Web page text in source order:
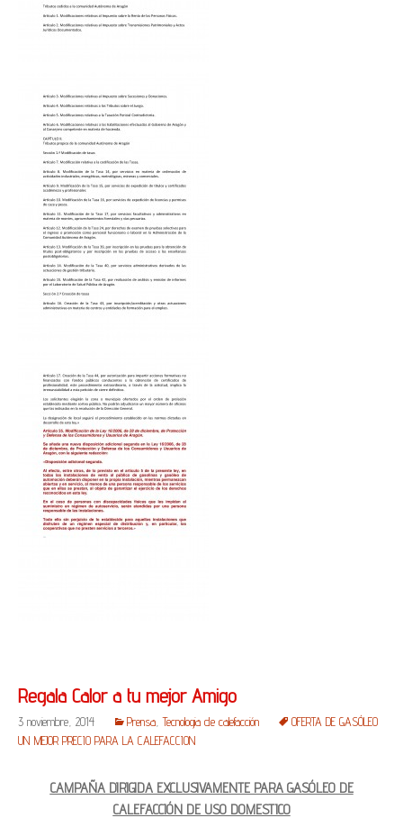
Regala Calor a tu mejor Amigo
3 noviembre, 2014 Prensa ,Tecnologia de calefacción
OFERTA DE GASÓLEO
UN MEJOR PRECIO PARA LA CALEFACCION
CAMPAÑA DIRIGIDA EXCLUSIVAMENTE PARA GASÓLEO DE
CALEFACCIÓN DE USO DOMESTICO